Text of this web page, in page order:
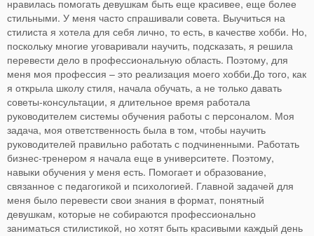
нравилась помогать девушкам быть еще красивее, еще более
стильными. У меня часто спрашивали совета. Выучиться на
стилиста я хотела для себя лично, то есть, в качестве хобби. Но,
поскольку многие уговаривали научить, подсказать, я решила
перевести дело в профессиональную область. Поэтому, для
меня моя профессия – это реализация моего хобби.До того, как
я открыла школу стиля, начала обучать, а не только давать
советы-консультации, я длительное время работала
руководителем системы обучения работы с персоналом. Моя
задача, моя ответственность была в том, чтобы научить
руководителей правильно работать с подчиненными. Работать
бизнес-тренером я начала еще в университете. Поэтому,
навыки обучения у меня есть. Помогает и образование,
связанное с педагогикой и психологией. Главной задачей для
меня было перевести свои знания в формат, понятный
девушкам, которые не собираются профессионально
заниматься стилистикой, но хотят быть красивыми каждый день